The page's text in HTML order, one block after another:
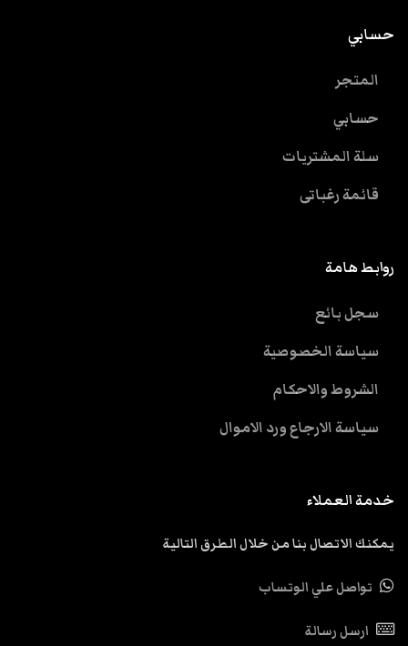
حسابي
المتجر
حسابي
سلة المشتريات
قائمة رغباتى
روابط هامة
سجل بائع
سياسة الخصوصية
الشروط والاحكام
سياسة الارجاع ورد الاموال
خدمة العملاء
يمكنك الاتصال بنا من خلال الطرق التالية
تواصل علي الوتساب
ارسل رسالة